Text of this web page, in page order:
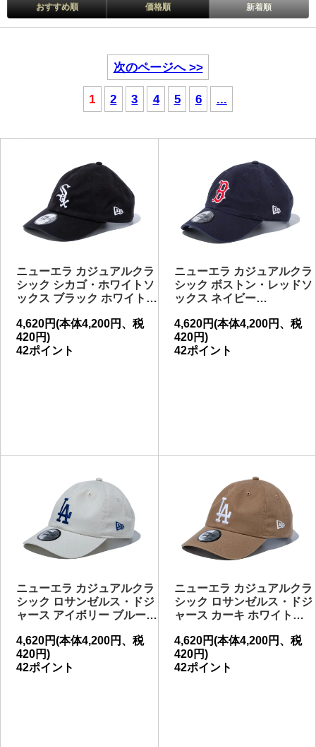
おすすめ順 価格順 新着順
次のページへ >>
1 2 3 4 5 6 ...
ニューエラ カジュアルクラ
シック シカゴ・ホワイトソ
ックス ブラック ホワイト…
4,620円(本体4,200円、税
420円)
42ポイント
ニューエラ カジュアルクラ
シック ボストン・レッドソ
ックス ネイビー…
4,620円(本体4,200円、税
420円)
42ポイント
ニューエラ カジュアルクラ
シック ロサンゼルス・ドジ
ャース アイボリー ブルー…
4,620円(本体4,200円、税
420円)
42ポイント
ニューエラ カジュアルクラ
シック ロサンゼルス・ドジ
ャース カーキ ホワイト…
4,620円(本体4,200円、税
420円)
42ポイント